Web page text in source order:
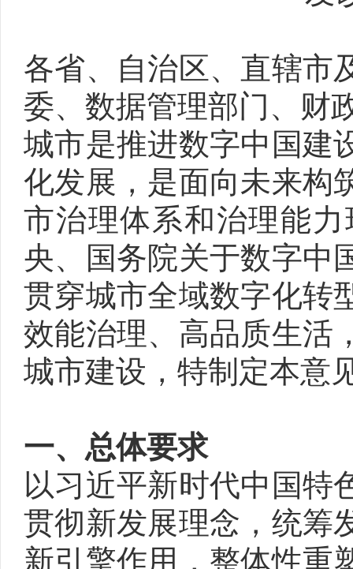
各省、自治区、直辖市
委、数据管理部门、财
城市是推进数字中国建
化发展，是面向未来构
市治理体系和治理能
央、国务院关于数字中
贯穿城市全域数字化转
效能治理、高品质生活
城市建设，特制定本意
一、总体要求
以习近平新时代中国特
贯彻新发展理念，统筹
新引擎作用，整体性重